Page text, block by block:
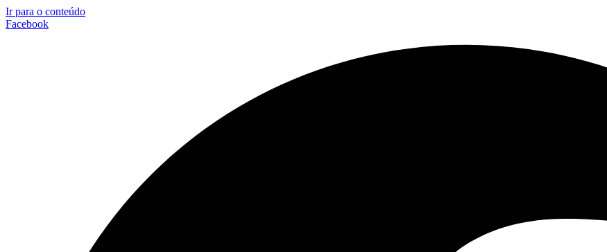
Ir para o conteúdo
Facebook